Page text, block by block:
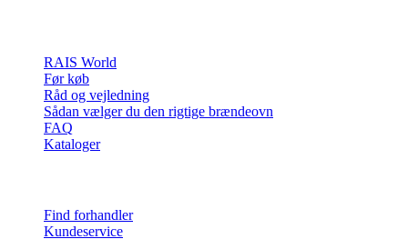
RAIS World
Før køb
Råd og vejledning
Sådan vælger du den rigtige brændeovn
FAQ
Kataloger
Find forhandler
Kundeservice